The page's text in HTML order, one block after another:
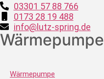
03301 57 88 766
0173 28 19 488
info@lutz-spring.de
Wärmepumpe
Wärmepumpe